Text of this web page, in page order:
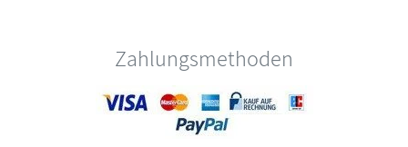
Zahlungsmethoden